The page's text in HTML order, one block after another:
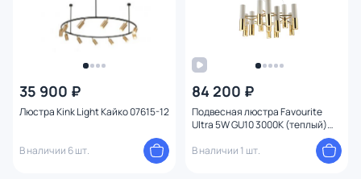
35 900 ₽
Люстра Kink Light Кайко 07615-12
В наличии 6 шт.
84 200 ₽
Подвесная люстра Favourite
Ultra 5W GU10 3000К (теплый)
В наличии 1 шт.
Функции
Способ крепления
Степень пыле-влагозащиты